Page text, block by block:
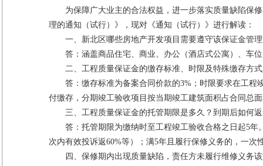
为保障广大业主的合法权益，进一步落实质量缺陷保
理的通知（试行）》，现对《通知（试行）》进行解读：
一、新北区哪些房地产开发项目需要遵守该保证金管
答：涵盖商品住宅、商业、办公（酒店式公寓）、车
二、工程质量保证金的缴存标准、时限及特殊缴存方
答：缴存标准为备案合同价款的3%；时限要求在工
付缴存，分期竣工验收项目按当期竣工建筑面积占合同总
三、工程质量保证金的托管期限是多久？到期后如何
答：托管期限为缴纳时至工程竣工验收合格之日起5
次内有效投诉返60%等）；满5年且履行保修义务的，一次
四、保修期内出现质量缺陷，责任方未履行维修义务